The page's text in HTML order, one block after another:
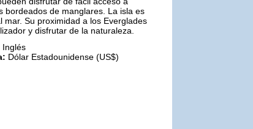
bordeados de manglares. La isla es
Su proximidad a los Everglades
y disfrutar de la naturaleza.
Inglés
Dólar Estadounidense (US$)